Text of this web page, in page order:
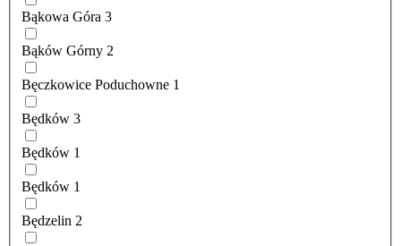
Bąkowa Góra 3
Bąków Górny 2
Bęczkowice Poduchowne 1
Będków 3
Będków 1
Będków 1
Będzelin 2